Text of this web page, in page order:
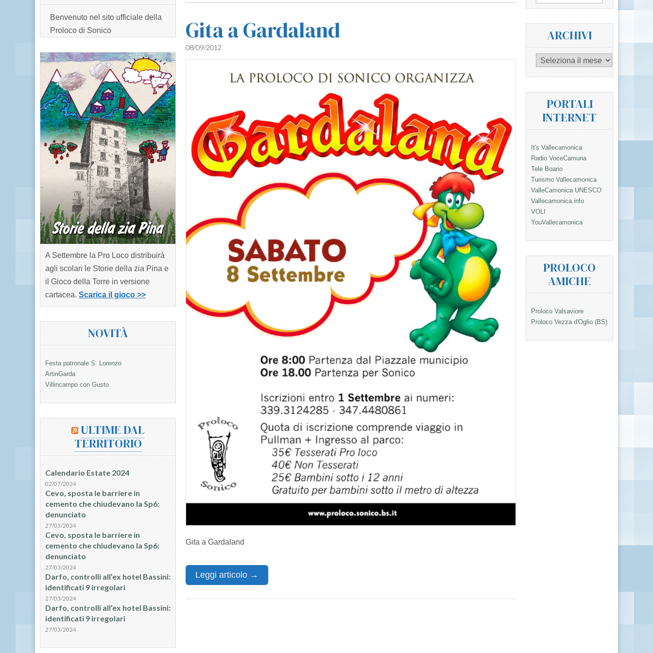
Gita a Gardaland
08/09/2012
Gita a Gardaland
Leggi articolo →
Benvenuto nel sito ufficiale della
Proloco di Sonico
A Settembre la Pro Loco distribuirà
agli scolari le Storie della zia Pina e
il Gioco della Torre in versione
cartacea. Scarica il gioco >>
NOVITÀ
Festa patronale S. Lorenzo
ArtinGarda
Villincampo con Gusto
ULTIME DAL
TERRITORIO
Calendario Estate 2024
02/07/2024
Cevo, sposta le barriere in
cemento che chiudevano la Sp6:
denunciato
27/03/2024
Cevo, sposta le barriere in
cemento che chiudevano la Sp6:
denunciato
27/03/2024
Darfo, controlli all’ex hotel Bassini:
identificati 9 irregolari
27/03/2024
Darfo, controlli all’ex hotel Bassini:
identificati 9 irregolari
27/03/2024
per:
ARCHIVI
Archivi
PORTALI
INTERNET
It's Vallecamonica
Radio VoceCamuna
Tele Boario
Turismo Vallecamonica
ValleCamonica UNESCO
Vallecamonica.info
VOLI
YouVallecamonica
PROLOCO
AMICHE
Proloco Valsaviore
Proloco Vezza d'Oglio (BS)